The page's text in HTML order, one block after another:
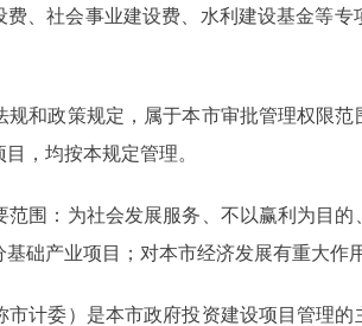
费、社会事业建设费、水利建设基金等
政策规定，属于本市审批管理权限范
，均按本规定管理。
：为社会发展服务、不以赢利为目的
础产业项目；对本市经济发展有重大作
委）是本市政府投资建设项目管理的